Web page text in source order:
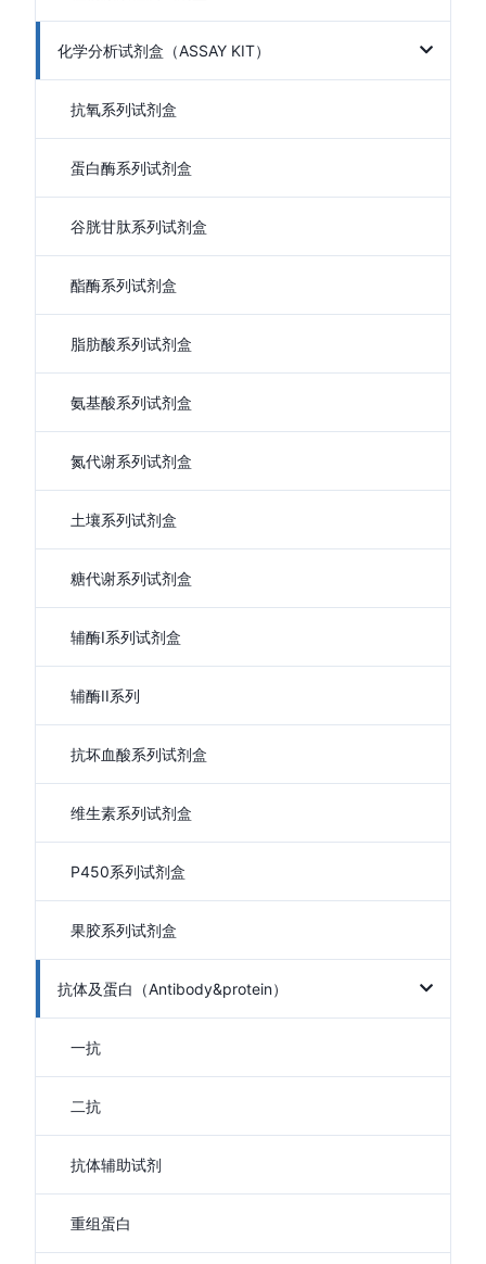
化学分析试剂盒（ASSAY KIT）
抗氧系列试剂盒
蛋白酶系列试剂盒
谷胱甘肽系列试剂盒
酯酶系列试剂盒
脂肪酸系列试剂盒
氨基酸系列试剂盒
氮代谢系列试剂盒
土壤系列试剂盒
糖代谢系列试剂盒
辅酶I系列试剂盒
辅酶II系列
抗坏血酸系列试剂盒
维生素系列试剂盒
P450系列试剂盒
果胶系列试剂盒
抗体及蛋白（Antibody&protein）
一抗
二抗
抗体辅助试剂
重组蛋白